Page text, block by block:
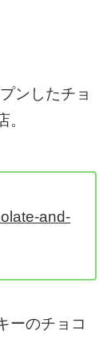
ンしたチョ
and-
ーのチョコ